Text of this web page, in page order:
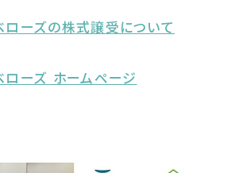
ーズの株式譲受について
ーズ ホームページ